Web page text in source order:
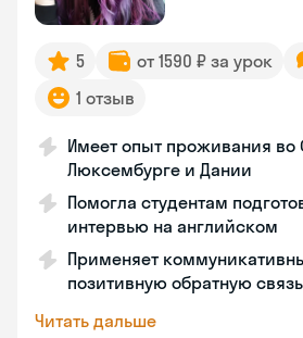
5 от 1590 ₽ за урок
1 отзыв
Имеет опыт проживания во
Люксембурге и Дании
Помогла студентам
интервью на английском
Применяет
позитивную обратную связь
Читать дальше